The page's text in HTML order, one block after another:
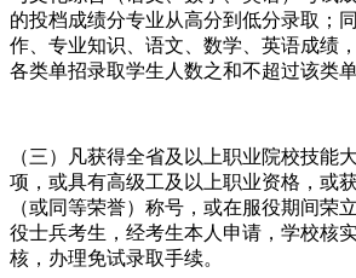
的投档成绩分专业从高分到低分录取；
作、专业知识、语文、数学、英语成绩
各类单招录取学生人数之和不超过该类
（三）凡获得全省及以上职业院校技能
项，或具有高级工及以上职业资格，或
（或同等荣誉）称号，或在服役期间荣
役士兵考生，经考生本人申请，学校核
核，办理免试录取手续。